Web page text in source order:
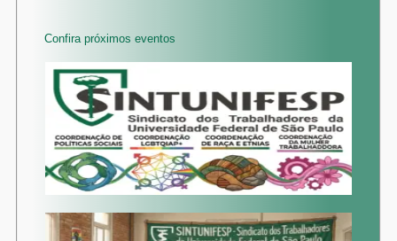
Confira próximos eventos